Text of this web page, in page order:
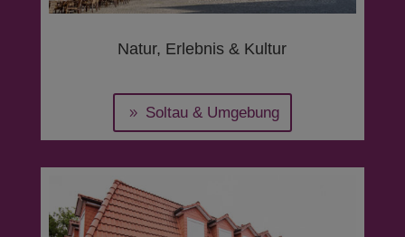
Natur, Erlebnis & Kultur
Soltau & Umgebung